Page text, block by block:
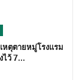
หตุตายหมู่โรงแรม
ไว้ 7…